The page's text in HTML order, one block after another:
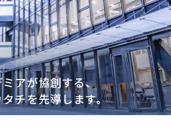
アが協創する、
チを先導します。